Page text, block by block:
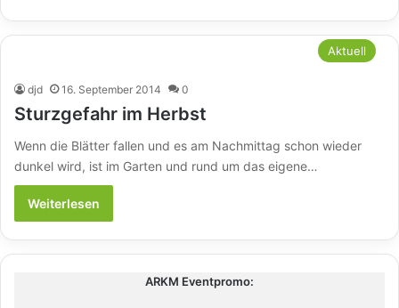
Aktuell
djd 16. September 2014 0
Sturzgefahr im Herbst
Wenn die Blätter fallen und es am Nachmittag schon wieder
dunkel wird, ist im Garten und rund um das eigene…
Weiterlesen
ARKM Eventpromo: